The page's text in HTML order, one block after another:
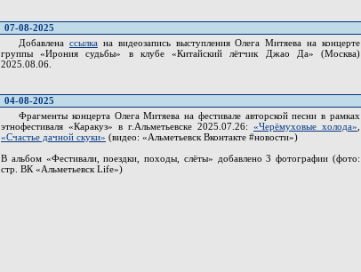
07-08-2025
Добавлена ссылкана видеозапись выступления Олега Митяева на концерте
группы «Ирония судьбы» в клубе «Китайский лётчик Джао Да» (Москва)
2025.08.06.
04-08-2025
Фрагменты концерта Олега Митяева на фестивале авторской песни в рамках
этнофестиваля «Каракуз» в г.Альметьевске 2025.07.26: «Черёмуховые холода»
«Счастье дачной скуки» (видео: «Альметьевск Вконтакте #новости»)
В альбом «Фестивали, поездки, походы, слёты» добавлено 3 фотографии (фото:
стр. ВК «Альметьевск Life»)